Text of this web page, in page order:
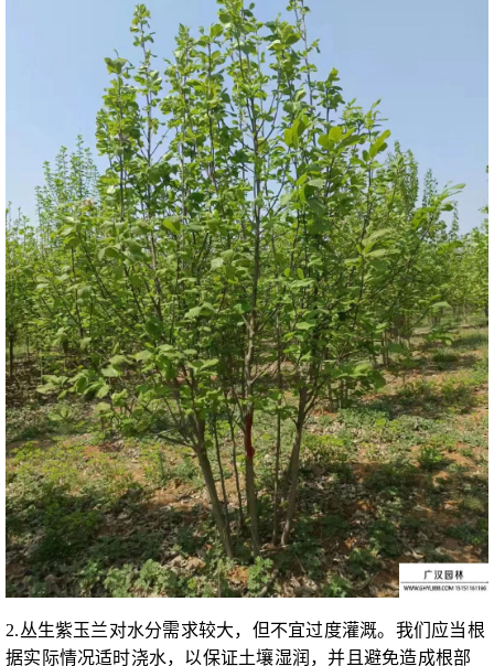
2.丛生紫玉兰对水分需求较大，但不宜过度灌溉。我们应当根
据实际情况适时浇水，以保证土壤湿润，并且避免造成根部